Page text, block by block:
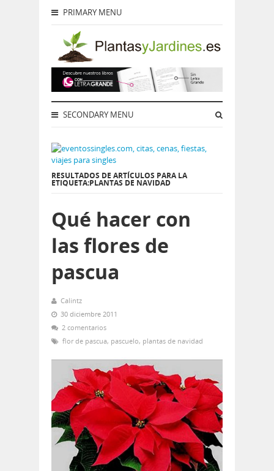
PRIMARY MENU
SECONDARY MENU
RESULTADOS DE ARTÍCULOS PARA LA
ETIQUETA:PLANTAS DE NAVIDAD
Qué hacer con
las flores de
pascua
Calintz
30 diciembre 2011
2 comentarios
flor de pascua, pascuelo, plantas de navidad